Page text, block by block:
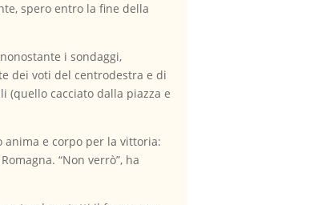
spero entro la fine della
i sondaggi,
dei voti del centrodestra e di
(quello cacciato dalla piazza e
anima e corpo per la vittoria:
“Non verrò”, ha